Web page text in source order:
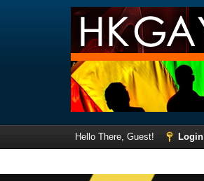
Hello There, Guest! Login